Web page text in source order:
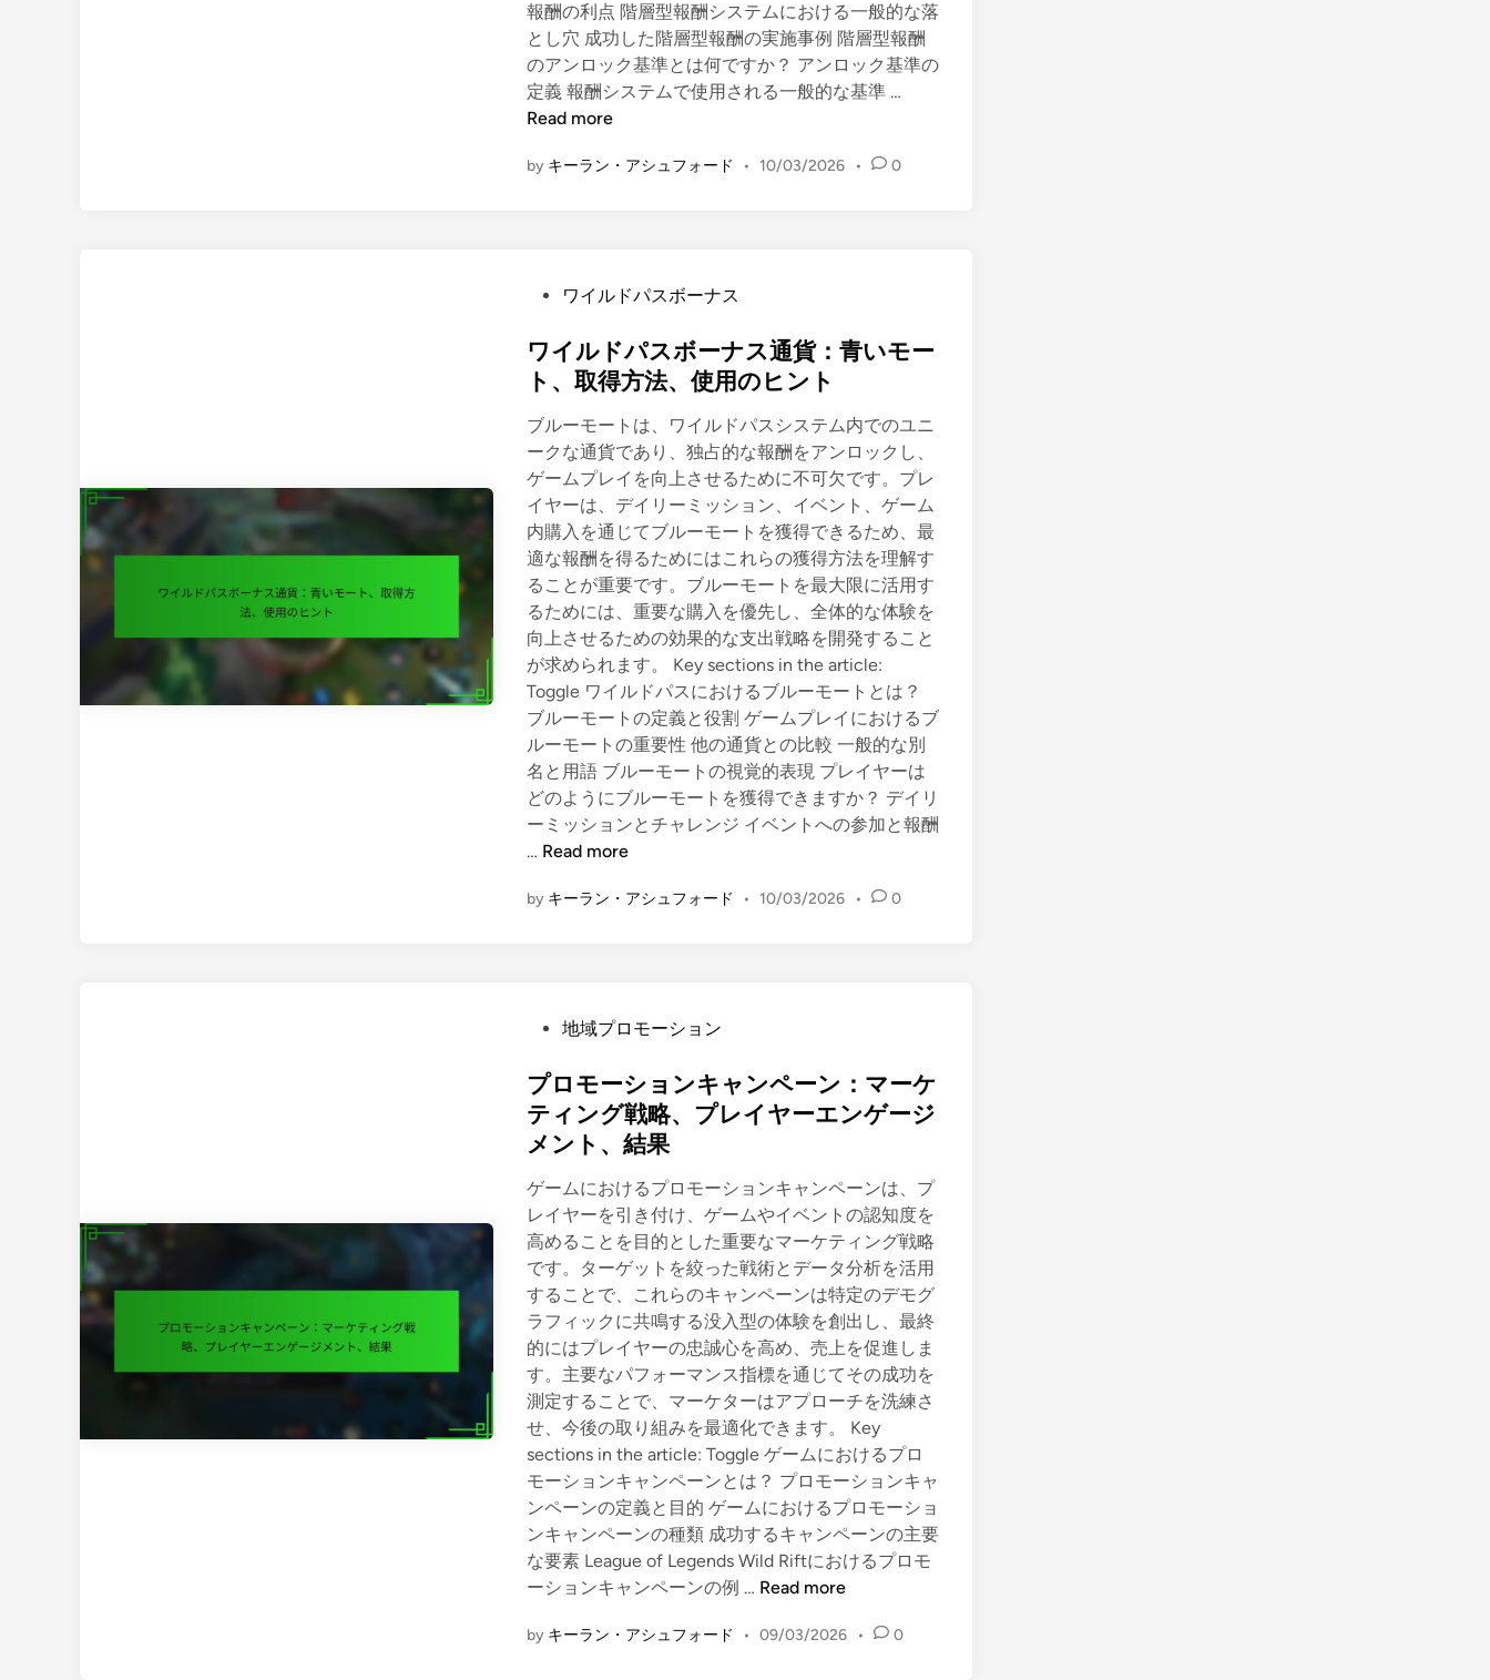
報酬の利点 階層型報酬システムにおける一般的な落
とし穴 成功した階層型報酬の実施事例 階層型報酬
のアンロック基準とは何ですか？ アンロック基準の
定義 報酬システムで使用される一般的な基準 …報
造
ア
ッ
ク
基
、
イ
ベ
ン
ト
イ
ク
ル
Read more
by キーラン・アシュフォード • 10/03/2026 • 0
s
d
i
n
ワイルドパスボーナス
ワイルドパスボーナス通貨：青いモー
ト、取得方法、使用のヒント
ブルーモートは、ワイルドパスシステム内でのユニ
ークな通貨であり、独占的な報酬をアンロックし、
ゲームプレイを向上させるために不可欠です。プレ
イヤーは、デイリーミッション、イベント、ゲーム
内購入を通じてブルーモートを獲得できるため、最
適な報酬を得るためにはこれらの獲得方法を理解す
ることが重要です。ブルーモートを最大限に活用す
るためには、重要な購入を優先し、全体的な体験を
向上させるための効果的な支出戦略を開発すること
が求められます。 Key sections in the article:
Toggle ワイルドパスにおけるブルーモートとは？
ブルーモートの定義と役割 ゲームプレイにおけるブ
ルーモートの重要性 他の通貨との比較 一般的な別
名と用語 ブルーモートの視覚的表現 プレイヤーは
どのようにブルーモートを獲得できますか？ デイリ
ーミッションとチャレンジ イベントへの参加と報酬
… ワ
ル
ー
ス
通
貨
青
い
モ
ー
ト
、
取
得
方
法
、
使
用
の
ヒ
ン
Read more
by キーラン・アシュフォード • 10/03/2026 • 0
s
t
d
i
n
地域プロモーション
プロモーションキャンペーン：マーケ
ティング戦略、プレイヤーエンゲージ
メント、結果
ゲームにおけるプロモーションキャンペーンは、プ
レイヤーを引き付け、ゲームやイベントの認知度を
高めることを目的とした重要なマーケティング戦略
です。ターゲットを絞った戦術とデータ分析を活用
することで、これらのキャンペーンは特定のデモグ
ラフィックに共鳴する没入型の体験を創出し、最終
的にはプレイヤーの忠誠心を高め、売上を促進しま
す。主要なパフォーマンス指標を通じてその成功を
測定することで、マーケターはアプローチを洗練さ
せ、今後の取り組みを最適化できます。 Key
sections in the article: Toggle ゲームにおけるプロ
モーションキャンペーンとは？ プロモーションキャ
ンペーンの定義と目的 ゲームにおけるプロモーショ
ンキャンペーンの種類 成功するキャンペーンの主要
な要素 League of Legends Wild Riftにおけるプロモ
ーションキャンペーンの例 … プ
モ
Read more
by キーラン・アシュフォード • 09/03/2026 • 0